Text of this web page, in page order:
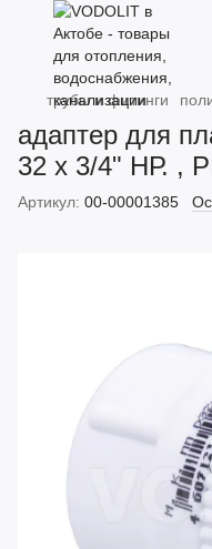
трубы и фитинги
адаптер для
32 х 3/4" НР. ,
Артикул: 00-00001385